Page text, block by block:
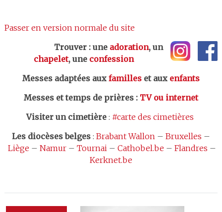
Passer en version normale du site
Trouver : une adoration, un
chapelet, une confession
Messes adaptées aux familleset aux enfants
Messes et temps de prières: TV ou internet
Visiter un cimetière: #carte des cimetières
Les diocèses belges: Brabant Wallon– Bruxelles –
Liège – Namur– Tournai– Cathobel.be – Flandres –
Kerknet.be